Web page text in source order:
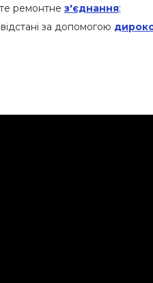
ремонтне з'єднання;
за допомогою